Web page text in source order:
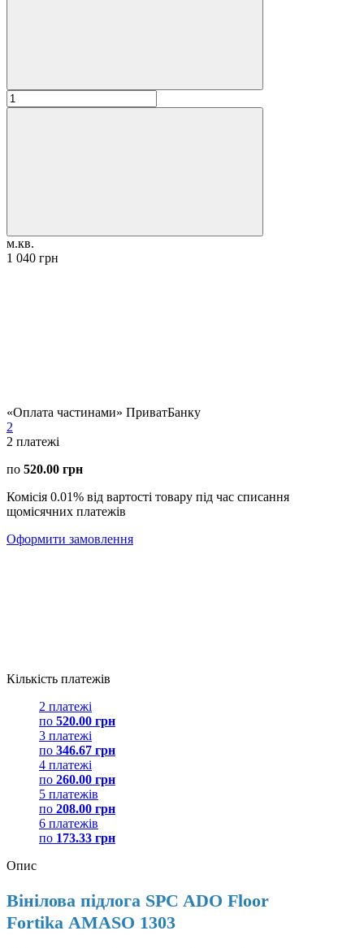
м.кв.
1 040 грн
«Оплата частинами» ПриватБанку
2
2 платежі
по 520.00 грн
Комісія 0.01% від вартості товару під час списання
щомісячних платежів
Оформити замовлення
Кількість платежів
2 платежі
по 520.00 грн
3 платежі
по 346.67 грн
4 платежі
по 260.00 грн
5 платежів
по 208.00 грн
6 платежів
по 173.33 грн
Опис
Вінілова підлога SPC ADO Floor
Fortika AMASO 1303